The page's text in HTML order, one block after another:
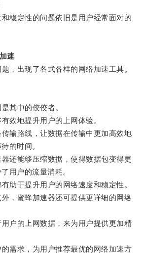
定性的问题依旧是用户经常面对的
速
出现了各式各样的网络加速工具。
中的佼佼者。
地提升用户的上网体验。
路线，让数据在传输中更加高效地
的时间。
能够压缩数据，使得数据包变得更
用户的流量消耗。
于提升用户的网络速度和稳定性。
蜜蜂加速器还可提供更详细的网络
的上网数据，来为用户提供更加精
求，为用户推荐最优的网络加速方